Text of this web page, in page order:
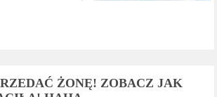
ŻONĘ! ZOBACZ JAK